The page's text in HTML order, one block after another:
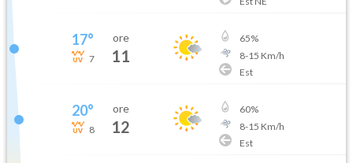
17°
7
ore
11
65%
8-15 Km/h
Est
20°
8
ore
12
60%
8-15 Km/h
Est